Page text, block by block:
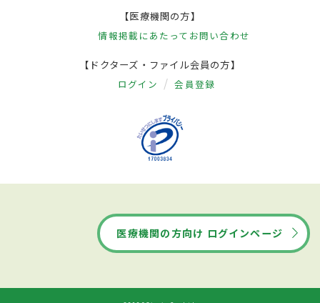
【医療機関の方】
情報掲載にあたって お問い合わせ
【ドクターズ・ファイル会員の方】
ログイン 会員登録
医療機関の方向け ログインページ